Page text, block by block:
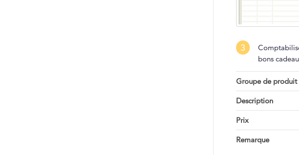
3
bons
Groupe de
Description
Prix
Remarque